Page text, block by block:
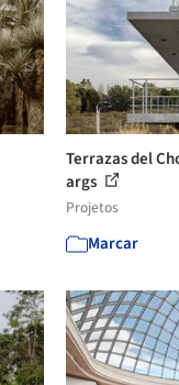
Terrazas del
args
Projetos
Marcar